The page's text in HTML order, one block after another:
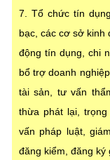
7. Tổ chức tín
bạc, các cơ sở kinh
động tín dụng, chi
bổ trợ doanh
tài sản, tư vấn
thừa phát lại,
vấn pháp luật,
đăng kiểm, đăng ký